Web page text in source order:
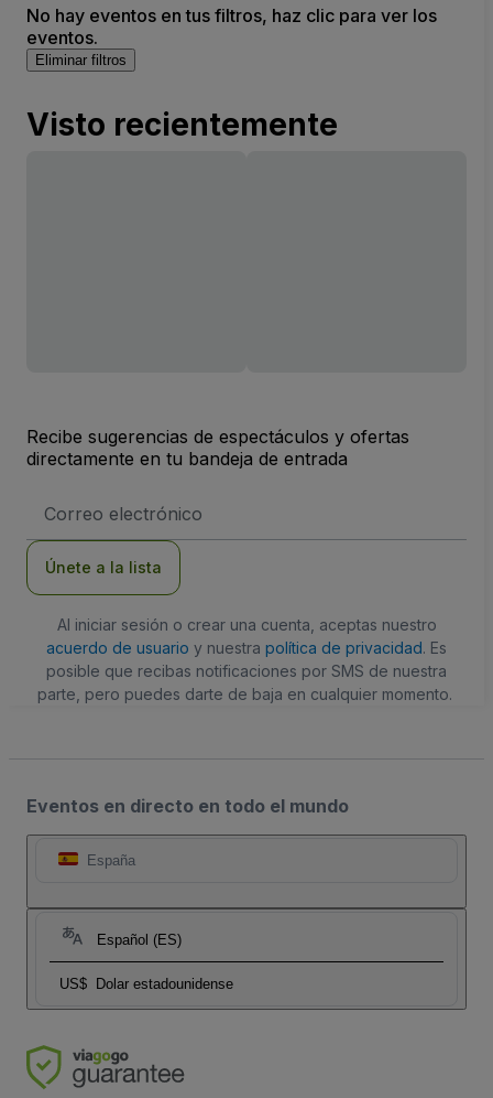
No hay eventos en tus filtros, haz clic para ver los
eventos.
Eliminar filtros
Visto recientemente
Recibe sugerencias de espectáculos y ofertas
directamente en tu bandeja de entrada
de
Únete a la lista
Al iniciar sesión o crear una cuenta, aceptas nuestro
acuerdo de usuario y nuestra política de privacidad. Es
posible que recibas notificaciones por SMS de nuestra
parte, pero puedes darte de baja en cualquier momento.
Eventos en directo en todo el mundo
España
Español (ES)
US$ Dolar estadounidense